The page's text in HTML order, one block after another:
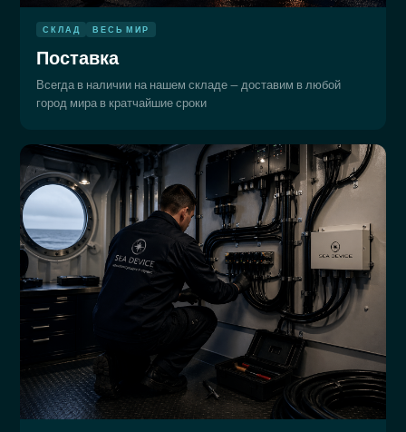
СКЛАД ВЕСЬ МИР
Поставка
Всегда в наличии на нашем складе — доставим в любой
город мира в кратчайшие сроки